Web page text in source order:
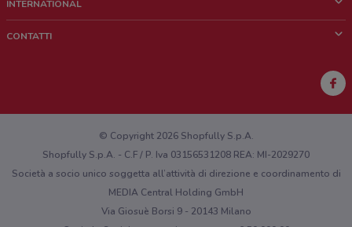
Lavora con noi
Richieste commerciali e marketing
INTERNATIONAL
CONTATTI
Hai un malfunzionamento sul web o sull'app?
© Copyright 2026 Shopfully S.p.A.
Shopfully S.p.A. - C.F / P. Iva 03156531208 REA: MI-2029270
Società a socio unico soggetta all’attività di direzione e coordinamento di
MEDIA Central Holding GmbH
Via Giosuè Borsi 9 - 20143 Milano